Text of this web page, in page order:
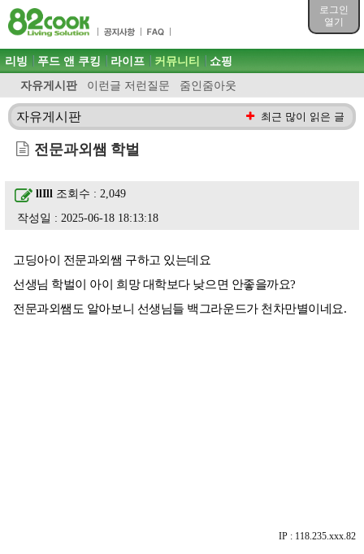
로그인
열기
목차
주메뉴 바로가기
컨텐츠 바로가기
검색 바로가기
로그인 바로가기
주메뉴
리빙 푸드 앤 쿠킹 라이프 커뮤니티
자유게시판 이런글 저런질문 줌인줌아웃
쇼핑
자유게시판 최근 많이 읽은 글
전문과외쌤 학벌
llIll 조회수 : 2,049
작성일 : 2025-06-18 18:13:18
고딩아이 전문과외쌤 구하고 있는데요
선생님 학벌이 아이 희망 대학보다 낮으면 안좋을까요?
전문과외쌤도 알아보니 선생님들 백그라운드가 천차만별이네요.
IP : 118.235.xxx.82